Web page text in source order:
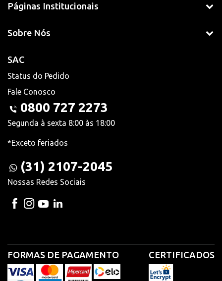
Páginas Institucionais
Sobre Nós
SAC
Status do Pedido
Fale Conosco
0800 727 2273
Segunda à sexta 8:00 às 18:00
*Exceto feriados
(31) 2107-2045
Nossas Redes Sociais
FORMAS DE PAGAMENTO CERTIFICADOS